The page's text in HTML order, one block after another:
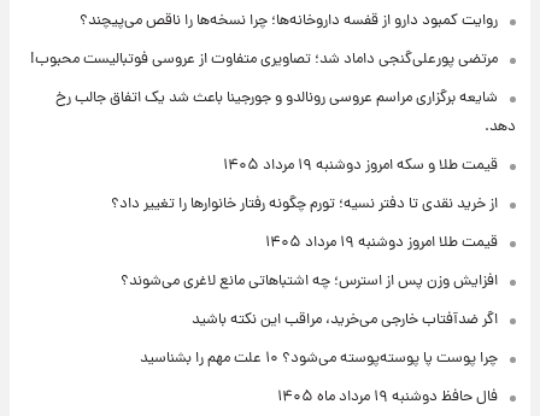
روایت کمبود دارو از قفسه داروخانه‌ها؛ چرا نسخه‌ها را ناقص می‌پیچند؟
مرتضی پورعلی‌گنجی داماد شد؛ تصاویری متفاوت از عروسی فوتبالیست محبوب!
شایعه برگزاری مراسم عروسی رونالدو و جورجینا باعث شد یک اتفاق جالب رخ
دهد.
قیمت طلا و سکه امروز دوشنبه ۱۹ مرداد ۱۴۰۵
از خرید نقدی تا دفتر نسیه؛ تورم چگونه رفتار خانوارها را تغییر داد؟
قیمت طلا امروز دوشنبه ۱۹ مرداد ۱۴۰۵
افزایش وزن پس از استرس؛ چه اشتباهاتی مانع لاغری می‌شوند؟
اگر ضدآفتاب خارجی می‌خرید، مراقب این نکته باشید
چرا پوست پا پوسته‌پوسته می‌شود؟ ۱۰ علت مهم را بشناسید
فال حافظ دوشنبه ۱۹ مرداد ماه ۱۴۰۵